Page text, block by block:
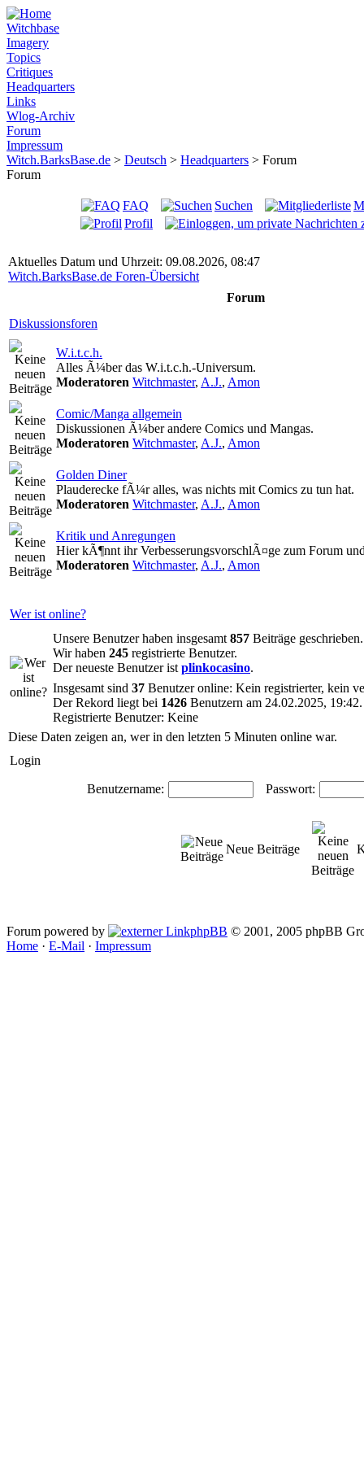
Witchbase
Imagery
Topics
Critiques
Headquarters
Links
Wlog-Archiv
Forum
Impressum
Witch.BarksBase.de > Deutsch > Headquarters > Forum
Forum
FAQ Suchen
Profil
Aktuelles Datum und Uhrzeit: 09.08.2026, 08:47
Witch.BarksBase.de Foren-Übersicht
Forum
Diskussionsforen
W.i.t.c.h.
Alles Ã¼ber das W.i.t.c.h.-Universum.
Moderatoren Witchmaster, A.J., Amon
Comic/Manga allgemein
Diskussionen Ã¼ber andere Comics und Mangas.
Moderatoren Witchmaster, A.J., Amon
Golden Diner
Plauderecke fÃ¼r alles, was nichts mit Comics zu tun hat.
Moderatoren Witchmaster, A.J., Amon
Kritik und Anregungen
Hier kÃ¶nnt ihr VerbesserungsvorschlÃ¤ge zum Forum
Moderatoren Witchmaster, A.J., Amon
Wer ist online?
Unsere Benutzer haben insgesamt 857 Beiträge geschrieben.
Wir haben 245 registrierte Benutzer.
Der neueste Benutzer ist plinkocasino.
Insgesamt sind 37 Benutzer online: Kein registrierter, kein
Der Rekord liegt bei 1426 Benutzern am 24.02.2025, 19:42.
Registrierte Benutzer: Keine
Diese Daten zeigen an, wer in den letzten 5 Minuten online war.
Login
Benutzername: Passwort:
Neue Beiträge
Forum powered by phpBB © 2001, 2005 phpBB
Home · E-Mail · Impressum